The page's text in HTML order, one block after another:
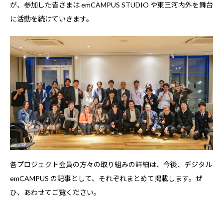
が、参加した皆さまは emCAMPUS STUDIO や東三河内外を舞台
に活動を続けていきます。
各プロジェクト会員の方々の取り組みの詳細は、今後、デジタル
emCAMPUS の記事として、それぞれまとめて掲載します。ぜ
ひ、あわせてご覧ください。